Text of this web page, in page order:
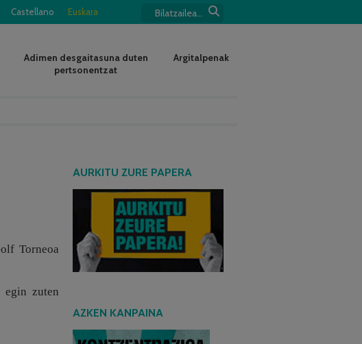
Castellano Euskara
Adimen desgaitasuna duten
pertsonentzat
Argitalpenak
Torneoa
egin zuten
AURKITU ZURE PAPERA
AZKEN KANPAINA